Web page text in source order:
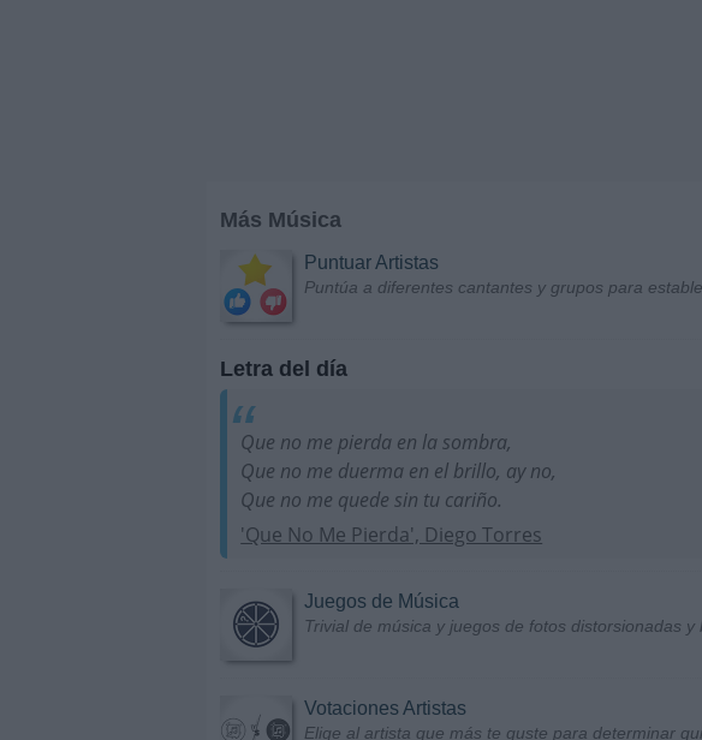
Más Música
Puntuar Artistas
Puntúa a diferentes cantantes y grupos para
Letra del día
Que no me pierda en la sombra,
Que no me duerma en el brillo, ay no,
Que no me quede sin tu cariño.
'Que No Me Pierda', Diego Torres
Juegos de Música
Trivial de música y juegos de fotos distorsionadas y
Votaciones Artistas
Elige al artista que más te guste para determinar